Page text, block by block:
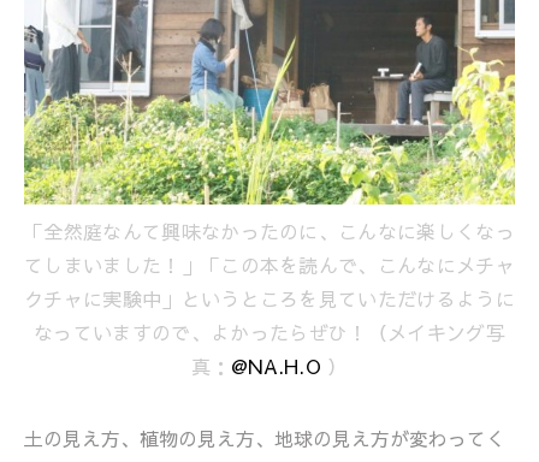
「全然庭なんて興味なかったのに、こんなに楽しくなっ
てしまいました！」「この本を読んで、こんなにメチャ
クチャに実験中」というところを見ていただけるように
なっていますので、よかったらぜひ！（メイキング写
真： @NA.H.O ）
土の見え方、植物の見え方、地球の見え方が変わってく